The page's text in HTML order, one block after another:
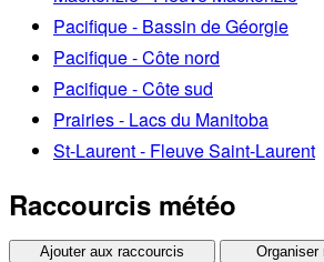
Pacifique - Bassin de Géorgie
Pacifique - Côte nord
Pacifique - Côte sud
Prairies - Lacs du Manitoba
St-Laurent - Fleuve Saint-Laurent
Raccourcis météo
Ajouter aux raccourcis Organiser